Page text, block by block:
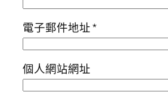
電子郵件地址*
個人網站網址